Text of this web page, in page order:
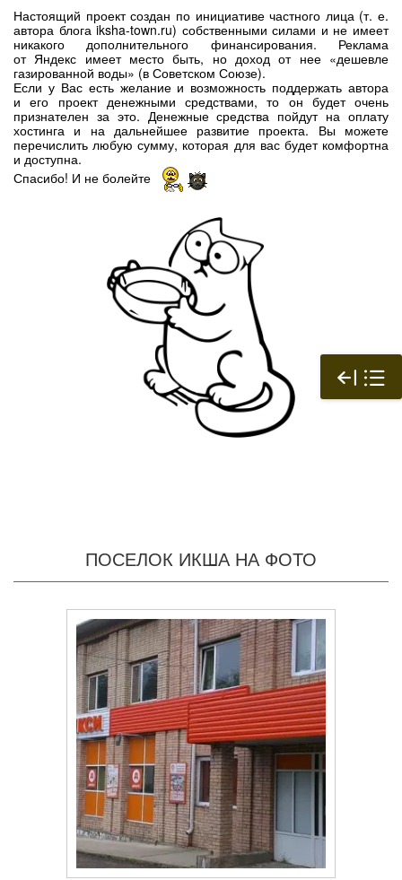
Настоящий проект создан по инициативе частного лица (т. е.
автора блога iksha-town.ru) собственными силами и не имеет
никакого дополнительного финансирования. Реклама
от Яндекс имеет место быть, но доход от нее «дешевле
газированной воды» (в Советском Союзе).
Если у Вас есть желание и возможность поддержать автора
и его проект денежными средствами, то он будет очень
признателен за это. Денежные средства пойдут на оплату
хостинга и на дальнейшее развитие проекта. Вы можете
перечислить любую сумму, которая для вас будет комфортна
и доступна.
Спасибо! И не болейте
ПОСЕЛОК ИКША НА ФОТО